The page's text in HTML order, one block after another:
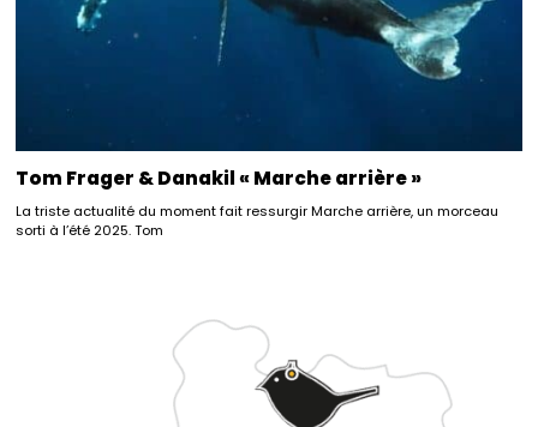
Tom Frager & Danakil « Marche arrière »
La triste actualité du moment fait ressurgir Marche arrière, un morceau
sorti à l’été 2025. Tom